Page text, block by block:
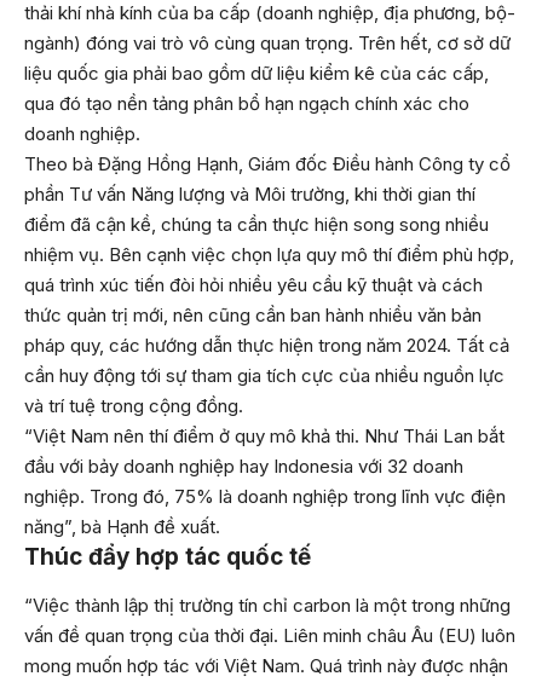
thải khí nhà kính của ba cấp (doanh nghiệp, địa phương, bộ-
ngành) đóng vai trò vô cùng quan trọng. Trên hết, cơ sở dữ
liệu quốc gia phải bao gồm dữ liệu kiểm kê của các cấp,
qua đó tạo nền tảng phân bổ hạn ngạch chính xác cho
doanh nghiệp.
Theo bà Đặng Hồng Hạnh, Giám đốc Điều hành Công ty cổ
phần Tư vấn Năng lượng và Môi trường, khi thời gian thí
điểm đã cận kề, chúng ta cần thực hiện song song nhiều
nhiệm vụ. Bên cạnh việc chọn lựa quy mô thí điểm phù hợp,
quá trình xúc tiến đòi hỏi nhiều yêu cầu kỹ thuật và cách
thức quản trị mới, nên cũng cần ban hành nhiều văn bản
pháp quy, các hướng dẫn thực hiện trong năm 2024. Tất cả
cần huy động tới sự tham gia tích cực của nhiều nguồn lực
và trí tuệ trong cộng đồng.
“Việt Nam nên thí điểm ở quy mô khả thi. Như Thái Lan bắt
đầu với bảy doanh nghiệp hay Indonesia với 32 doanh
nghiệp. Trong đó, 75% là doanh nghiệp trong lĩnh vực điện
năng”, bà Hạnh đề xuất.
Thúc đẩy hợp tác quốc tế
“Việc thành lập thị trường tín chỉ carbon là một trong những
vấn đề quan trọng của thời đại. Liên minh châu Âu (EU) luôn
mong muốn hợp tác với Việt Nam. Quá trình này được nhận